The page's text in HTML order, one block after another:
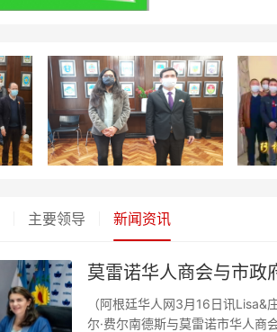
主要领导 新闻资讯
莫雷诺华人商会与市政
（阿根廷华人网3月16日讯
尔·费尔南德斯与莫雷诺市华人商